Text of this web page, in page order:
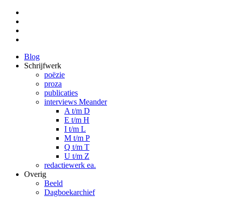
Blog
Schrijfwerk
poëzie
proza
publicaties
interviews Meander
A t/m D
E t/m H
I t/m L
M t/m P
Q t/m T
U t/m Z
redactiewerk ea.
Overig
Beeld
Dagboekarchief